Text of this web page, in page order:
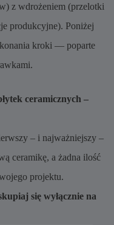
z wdrożeniem (przelotki
produkcyjne). Poniżej
kroki — poparte
ceramicznych –
– i najważniejszy –
ceramikę, a żadna ilość
projektu.
się wyłącznie na